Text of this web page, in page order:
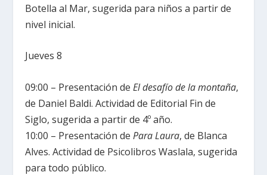
Botella al Mar, sugerida para niños a partir de
nivel inicial.
Jueves 8
09:00 – Presentación deEl desafío de la montaña,
de Daniel Baldi. Actividad de Editorial Fin de
Siglo, sugerida a partir de 4º año.
10:00 – Presentación dePara Laura, de Blanca
Alves. Actividad de Psicolibros Waslala, sugerida
para todo público.